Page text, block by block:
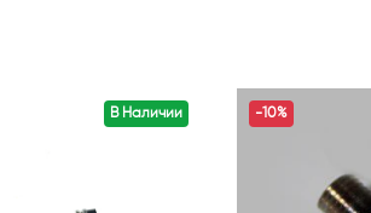
В Наличии -10%